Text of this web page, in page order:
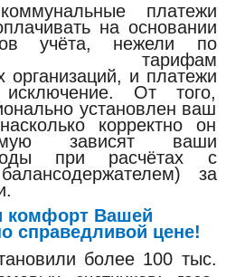
платежи
на основании
учёта, нежели по
тарифам
организаций, и платежи
От того,
установлен ваш
корректно он
зависят ваши
при расчётах с
за
комфорт Вашей
справедливой цене!
более 100 тыс.